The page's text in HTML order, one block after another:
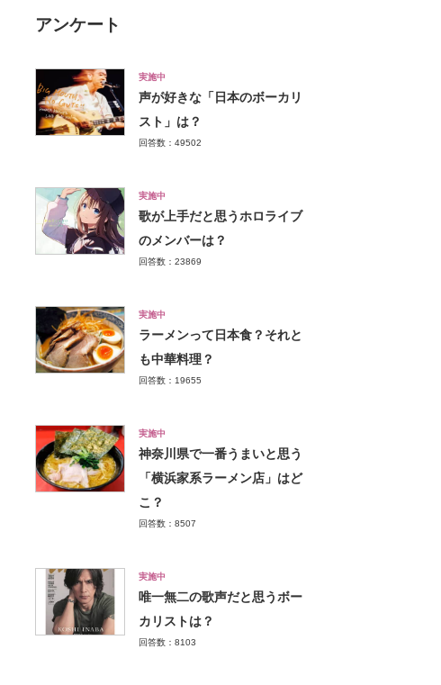
アンケート
実施中
声が好きな「日本のボーカリ
スト」は？
回答数：49502
実施中
歌が上手だと思うホロライブ
のメンバーは？
回答数：23869
実施中
ラーメンって日本食？それと
も中華料理？
回答数：19655
実施中
神奈川県で一番うまいと思う
「横浜家系ラーメン店」はど
こ？
回答数：8507
実施中
唯一無二の歌声だと思うボー
カリストは？
回答数：8103